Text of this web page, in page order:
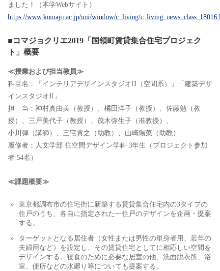
ました！（本学Webサイト）
https://www.komajo.ac.jp/uni/window/c_living/
■コマジョクリエ2019「国領町賃貸集合住宅プロジェク
ト」概要
≪授業および担当教員≫
科目名：「インテリアデザインスタジオII（空間系）」「建築デザ
インスタジオII」
担 当：神村真由美（教授）、橘田洋子（教授）、佐藤勉（教
授）、三戸美代子（教授）、茂木弥生子（准教授）、
小川弾（講師）、三宅貴之（助教）、山崎陽菜（助教）
履修者：人文学部 住空間デザイン学科 3年生（プロジェクト参加
者 54名）
≪課題概要≫
東京都調布市の住宅街に新築する賃貸集合住宅内の3タイプの
住戸のうち、各自に指定された一住戸のデザインを企画・提案
する。
ターゲットとなる居住者（女性または男性の単身者用、若年の
夫婦用など）を設定し、その賃貸住宅としてに相応しい空間を
デザインする。寝食のために必要な居室の他、洗面脱衣所、浴
室、便所などの水廻り等についても提案する。